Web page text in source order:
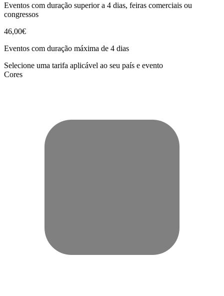
Eventos com duração superior a 4 dias, feiras comerciais ou
congressos
46,00€
Eventos com duração máxima de 4 dias
Selecione uma tarifa aplicável ao seu país e evento
Cores